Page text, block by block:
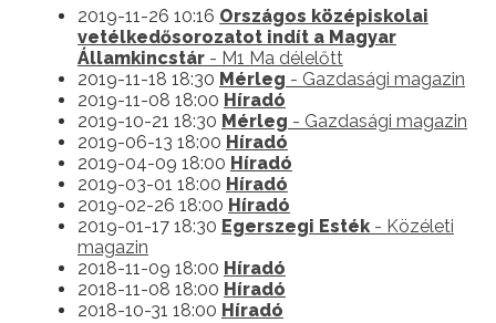
2019-11-26 10:16 Országos középiskolai
vetélkedősorozatot indít a Magyar
Államkincstár - M1 Ma délelőtt
2019-11-18 18:30 Mérleg - Gazdasági magazin
2019-11-08 18:00 Híradó
2019-10-21 18:30 Mérleg - Gazdasági magazin
2019-06-13 18:00 Híradó
2019-04-09 18:00 Híradó
2019-03-01 18:00 Híradó
2019-02-26 18:00 Híradó
2019-01-17 18:30 Egerszegi Esték- Közéleti
magazin
2018-11-09 18:00 Híradó
2018-11-08 18:00 Híradó
2018-10-31 18:00 Híradó